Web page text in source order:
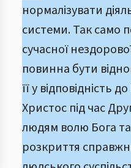
нормалізувати
системи. Так само
сучасної
повинна бути
її у відповідність
Христос під час
людям волю Бога та
розкриття